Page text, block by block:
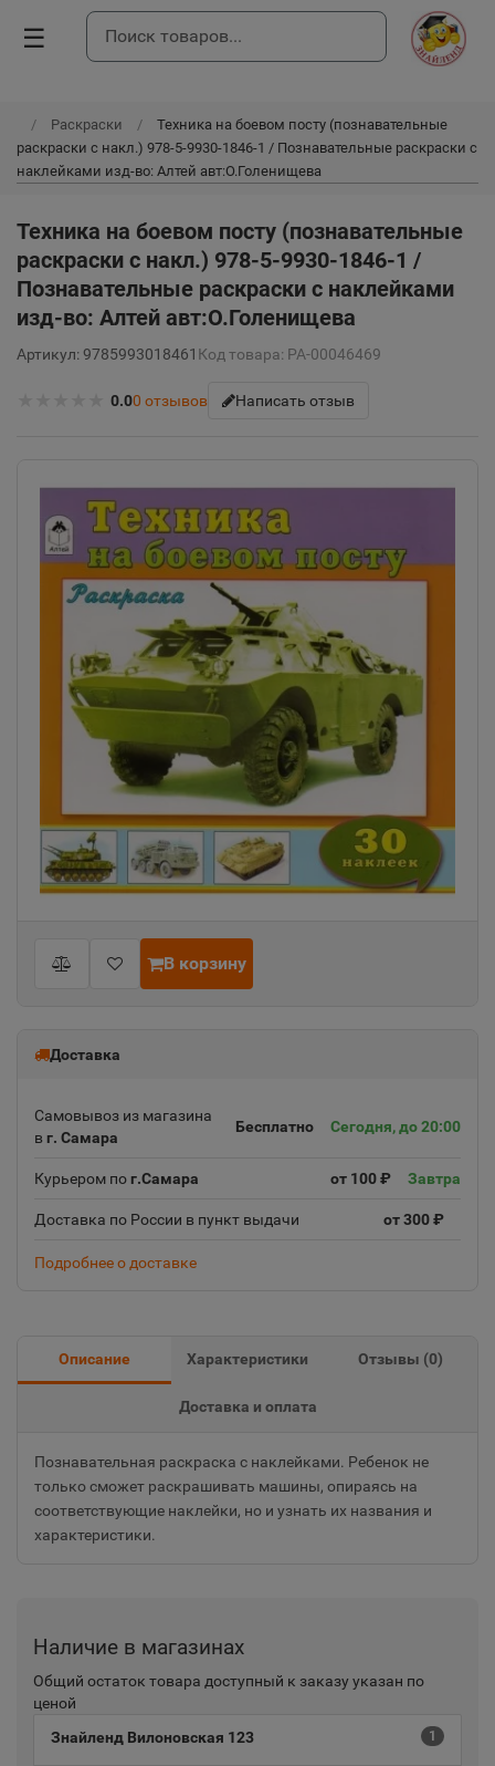
☰
Раскраски
Техника на боевом посту (познавательные
раскраски с накл.) 978-5-9930-1846-1 / Познавательные раскраски с
наклейками изд-во: Алтей авт:О.Голенищева
Техника на боевом посту (познавательные
раскраски с накл.) 978-5-9930-1846-1 /
Познавательные раскраски с наклейками
изд-во: Алтей авт:О.Голенищева
Артикул: 9785993018461 Код товара: РА-00046469
0.00 отзывов Написать отзыв
В корзину
Доставка
Самовывоз из магазина
в г. Самара
Бесплатно Сегодня, до 20:00
Курьером пог.Самара от 100 ₽ Завтра
Доставка по России в пункт выдачи от 300 ₽
Подробнее о доставке
Описание Характеристики Отзывы (0)
Доставка и оплата
Познавательная раскраска с наклейками. Ребенок не
только сможет раскрашивать машины, опираясь на
соответствующие наклейки, но и узнать их названия и
характеристики.
Наличие в магазинах
Общий остаток товара доступный к заказу указан по
ценой
Знайленд Вилоновская 123
1